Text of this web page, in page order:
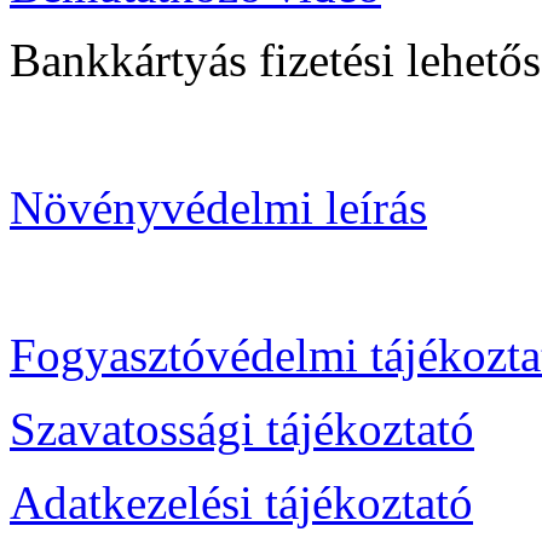
Bankkártyás fizetési
Növényvédelmi leírás
Fogyasztóvédelmi
Szavatossági tájékoztató
Adatkezelési tájékoztató